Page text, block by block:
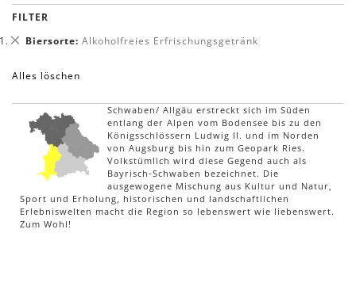
FILTER
Biersorte Alkoholfreies Erfrischungsgetränk
Dies
Alles löschen
Schwaben/ Allgäu erstreckt sich im Süden
entlang der Alpen vom Bodensee bis zu den
Königsschlössern Ludwig II. und im Norden
von Augsburg bis hin zum Geopark Ries.
Volkstümlich wird diese Gegend auch als
Bayrisch-Schwaben bezeichnet. Die
ausgewogene Mischung aus Kultur und Natur,
Sport und Erholung, historischen und landschaftlichen
Erlebniswelten macht die Region so lebenswert wie liebenswert.
Zum Wohl!